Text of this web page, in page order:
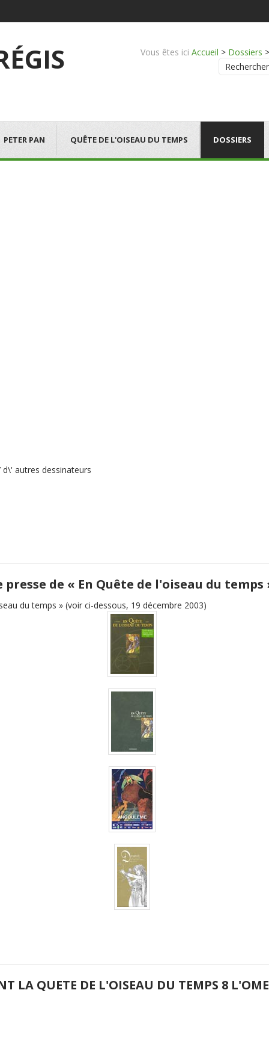
Vous êtes ici Accueil > Dossiers >
Rechercher
PETER PAN QUÊTE DE L'OISEAU DU TEMPS DOSSIERS
autres dessinateurs
presse de « En Quête de l'oiseau du temps
du temps » (voir ci-dessous, 19 décembre 2003)
LA QUETE DE L'OISEAU DU TEMPS 8